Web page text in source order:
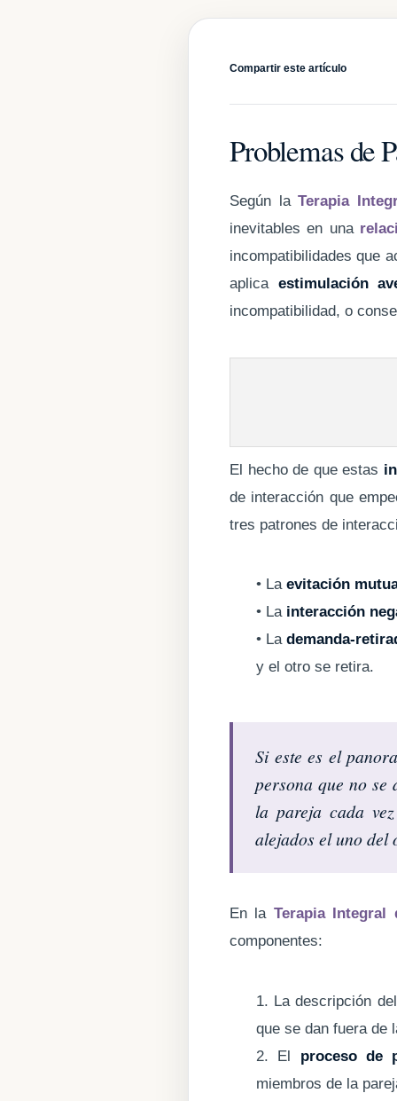
Compartir este artículo
Problemas de
Según laTerapia
inevitables en una
incompatibilidades que
aplica estimulación
incompatibilidad, o
El hecho de que estas
de interacción que
tres patrones de
• La evitación
• Lainteracción
• La demanda-
y el otro se retira.
Si este es el
persona que no
la pareja cada
alejados el uno del
En la Terapia Integral
componentes:
1. La descripción
que se dan fuera de
2. El proceso de
miembros de la